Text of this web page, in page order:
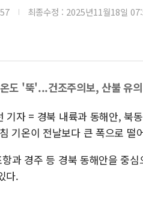
최종수정 : 2025년11월18일
도 '뚝'...건조주의보, 산불 유의
기자 = 경북 내륙과 동해안, 북
기온이 전날보다 큰 폭으로 떨
과 경주 등 경북 동해안을 중
다.